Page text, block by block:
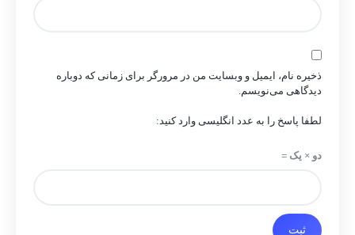
ذخیره نام، ایمیل و وبسایت من در مرورگر برای زمانی که دوباره
دیدگاهی می‌نویسم.
لطفا پاسخ را به عدد انگلیسی وارد کنید:
دو × یک =